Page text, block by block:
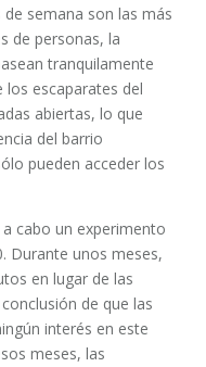
semana son las más
de personas, la
tranquilamente
escaparates del
abiertas, lo que
del barrio
pueden acceder los
cabo un experimento
Durante unos meses,
en lugar de las
de que las
interés en este
meses, las